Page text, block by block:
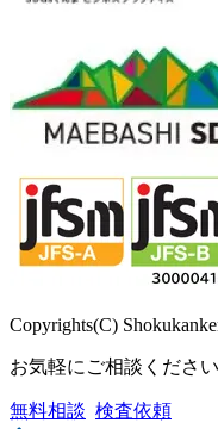
Copyrights(C)
お気軽にご相談ください
無料相談 検査依頼